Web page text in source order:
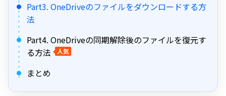
Part3. OneDriveのファイルをダウンロードする方
法
Part4. OneDriveの同期解除後のファイルを復元す
る方法
人気
まとめ